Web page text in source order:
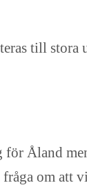
till stora
Åland
om